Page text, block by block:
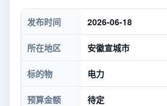
发布时间 2026-06-18
所在地区 安徽宣城市
标的物 电力
预算金额 待定